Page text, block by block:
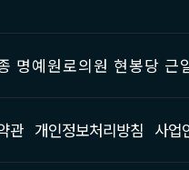
명예원로의원 현봉당
관 개인정보처리방침 사업